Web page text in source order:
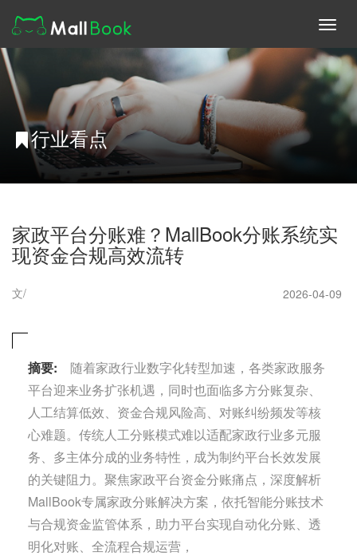
行业看点
家政平台分账难？MallBook分账系统实
现资金合规高效流转
文/ 2026-04-09
摘要: 随着家政行业数字化转型加速，各类家政服务
平台迎来业务扩张机遇，同时也面临多方分账复杂、
人工结算低效、资金合规风险高、对账纠纷频发等核
心难题。传统人工分账模式难以适配家政行业多元服
务、多主体分成的业务特性，成为制约平台长效发展
的关键阻力。聚焦家政平台资金分账痛点，深度解析
MallBook专属家政分账解决方案，依托智能分账技术
与合规资金监管体系，助力平台实现自动化分账、透
明化对账、全流程合规运营，